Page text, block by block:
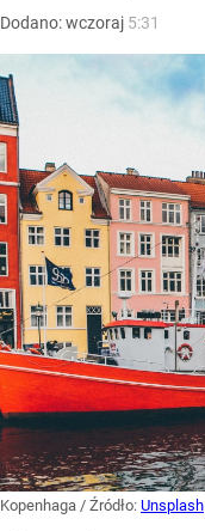
Dodano:wczoraj 5:31
Kopenhaga / Źródło: Unsplash